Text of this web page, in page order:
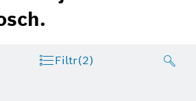
Filtr(2)